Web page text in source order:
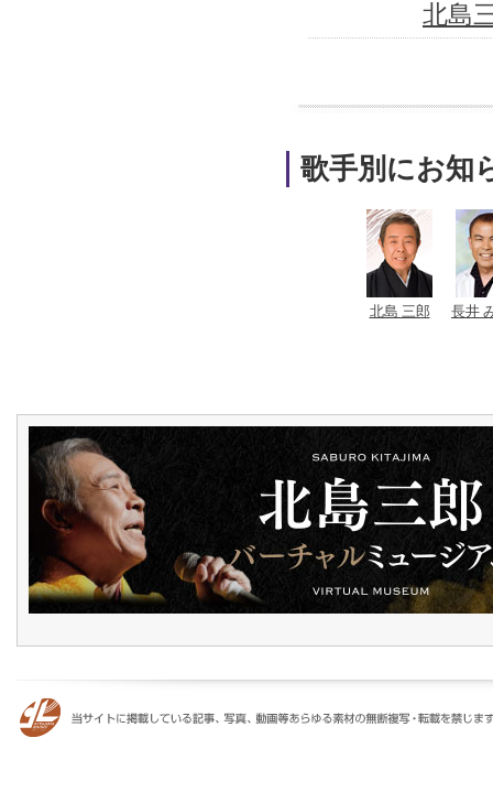
北島
歌手別にお知
北島 三郎 長井